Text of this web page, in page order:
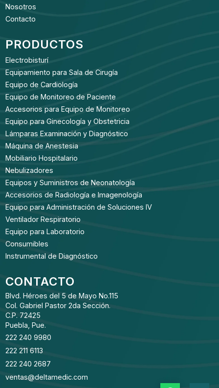
Nosotros
Contacto
PRODUCTOS
Electrobisturí
Equipamiento para Sala de Cirugía
Equipo de Cardiología
Equipo de Monitoreo de Paciente
Accesorios para Equipo de Monitoreo
Equipo para Ginecología y Obstetricia
Lámparas Examinación y Diagnóstico
Máquina de Anestesia
Mobiliario Hospitalario
Nebulizadores
Equipos y Suministros de Neonatología
Accesorios de Radiología e Imagenología
Equipo para Administración de Soluciones IV
Ventilador Respiratorio
Equipo para Laboratorio
Consumibles
Instrumental de Diagnóstico
CONTACTO
Blvd. Héroes del 5 de Mayo No.115
Col. Gabriel Pastor 2da Sección.
C.P. 72425
Puebla, Pue.
222 240 9980
222 211 6113
222 240 2687
ventas@deltamedic.com